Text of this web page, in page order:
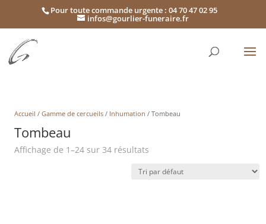
Pour toute commande urgente : 04 70 47 02 95
infos@gourlier-funeraire.fr
Accueil / Gamme de cercueils/ Inhumation / Tombeau
Tombeau
Affichage de 1–24 sur 34 résultats